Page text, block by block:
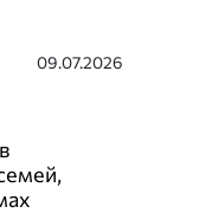
09.07.2026